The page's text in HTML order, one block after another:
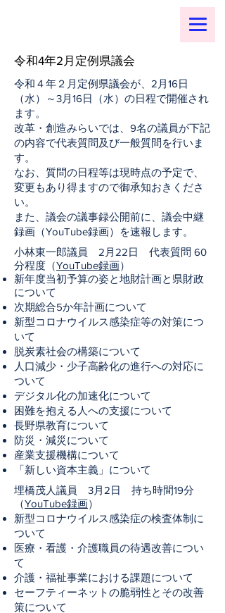
令和4年2月定例県議会
令和４年２月定例県議会が、2月16日
（水）～3月16日（水）の日程で開催され
ます。
改革・創造みらいでは、9名の議員が下記
の内容で代表質問及び一般質問を行いま
す。
なお、質問の日程等は現時点の予定で、
変更もあり得ますので御承知おきくださ
い。
また、議会の議事録公開前に、議会中継
録画（YouTube録画）を速報します。
小林東一郎議員 2月22日 代表質問 60
分程度（YouTube録画）
新年度当初予算の姿と地財計画と県財政
について
次期総合5か年計画について
新型コロナウイルス感染症等の対策につ
いて
脱炭素社会の構築について
人口減少・少子高齢化の進行への対応に
ついて
デジタル化の加速化について
困難を抱える人への支援について
長野県教育について
防災・減災について
産業支援機構について
「新しい資本主義」について
埋橋茂人議員 3月2日 持ち時間19分
（YouTube録画）
新型コロナウイルス感染症の検査体制に
ついて
医療・看護・介護職員の待遇改善につい
て
介護・福祉事業における課題について
セーフティーネットの脆弱性とその改善
策について